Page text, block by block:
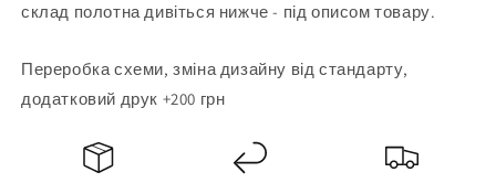
склад полотна дивіться нижче - під описом товару.
Переробка схеми, зміна дизайну від стандарту,
додатковий друк +200 грн